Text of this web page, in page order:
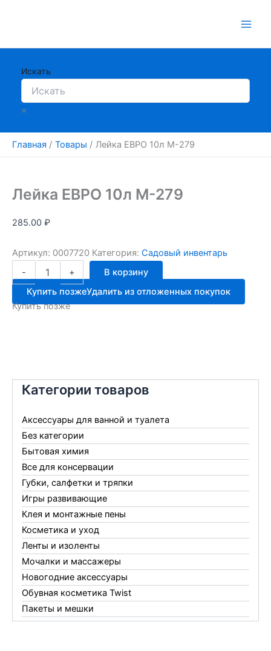
Искать
×
Главная Товары Лейка ЕВРО 10л М-279
Категории товаров
Аксессуары для ванной и туалета
Без категории
Бытовая химия
Все для консервации
Губки, салфетки и тряпки
Игры развивающие
Клея и монтажные пены
Косметика и уход
Ленты и изоленты
Мочалки и массажеры
Новогодние аксессуары
Обувная косметика Twist
Пакеты и мешки
Перчатки
Лейка ЕВРО 10л М-279
285.00 ₽
Артикул: 0007720 Категория: Садовый инвентарь
-
Количество
товара
Лейка
ЕВРО
10л
+
В корзину
Купить позжеУдалить из отложенных покупок
Купить позже